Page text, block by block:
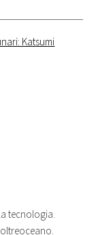
Katsumi
tecnologia.